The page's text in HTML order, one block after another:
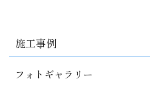
施工事例
フォトギャラリー